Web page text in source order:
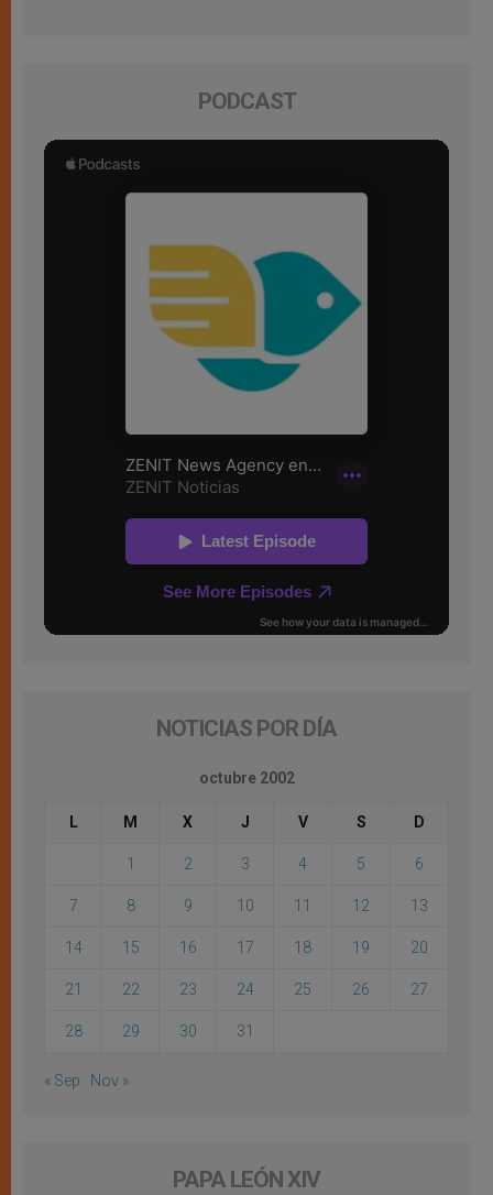
PODCAST
NOTICIAS POR DÍA
octubre 2002
L M X J V S D
1 2 3 4 5 6
7 8 9 10 11 12 13
14 15 16 17 18 19 20
21 22 23 24 25 26 27
28 29 30 31
« Sep Nov »
PAPA LEÓN XIV